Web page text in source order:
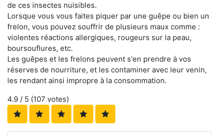
de ces insectes nuisibles.
Lorsque vous vous faites piquer par une guêpe ou bien un
frelon, vous pouvez souffrir de plusieurs maux comme :
violentes réactions allergiques, rougeurs sur la peau,
boursouflures, etc.
Les guêpes et les frelons peuvent s'en prendre à vos
réserves de nourriture, et les contaminer avec leur venin,
les rendant ainsi impropre à la consommation.
4.9 / 5 (107 votes)